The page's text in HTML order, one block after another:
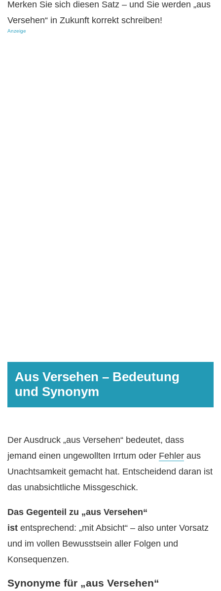
Merken Sie sich diesen Satz – und Sie werden „aus
Versehen“ in Zukunft korrekt schreiben!
Anzeige
Aus Versehen – Bedeutung
und Synonym
Der Ausdruck „aus Versehen“ bedeutet, dass
jemand einen ungewollten Irrtum oder Fehler aus
Unachtsamkeit gemacht hat. Entscheidend daran ist
das unabsichtliche Missgeschick.
Das Gegenteil zu „aus Versehen“
ist entsprechend: „mit Absicht“ – also unter Vorsatz
und im vollen Bewusstsein aller Folgen und
Konsequenzen.
Synonyme für „aus Versehen“